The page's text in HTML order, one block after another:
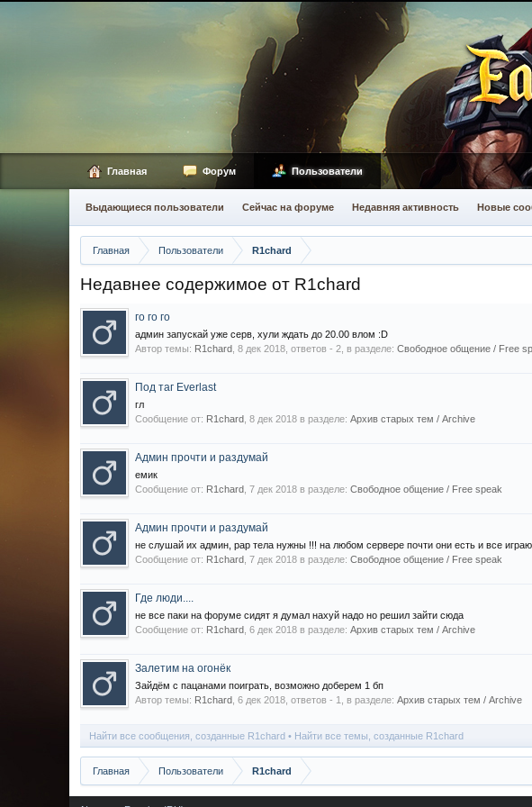
Главная Пользователи R1chard
Недавнее содержимое от R1chard
го го го
админ запускай уже серв, хули ждать до 20.00 влом :D
Автор темы: R1chard 8 дек 2018 , ответов - 2, в разделе: Свободное общение / Free
Под таг Everlast
гл
Сообщение от: R1chard 8 дек 2018 в разделе: Архив старых тем / Archive
Админ прочти и раздумай
емик
Сообщение от: R1chard 7 дек 2018 в разделе: Свободное общение / Free speak
Админ прочти и раздумай
не слушай их админ, рар тела нужны !!! на любом сервере почти они есть и все
Сообщение от: R1chard 7 дек 2018 в разделе: Свободное общение / Free speak
Где люди....
не все паки на форуме сидят я думал нахуй надо но решил зайти сюда
Сообщение от: R1chard 6 дек 2018 в разделе: Архив старых тем / Archive
Залетим на огонёк
Зайдём с пацанами поиграть, возможно доберем 1 бп
Автор темы: R1chard 6 дек 2018 , ответов - 1, в разделе: Архив старых тем / Archive
Найти все сообщения, созданные R1chard Найти все темы, созданные R1chard
Главная Пользователи R1chard
Главная Форум Пользователи
Выдающиеся пользователи Сейчас на форуме Недавняя активность Новые